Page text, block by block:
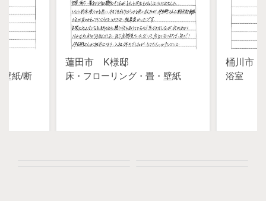
壁紙 断
蓮田市 K様邸
床・フローリング・畳・壁紙
桶川市
浴室